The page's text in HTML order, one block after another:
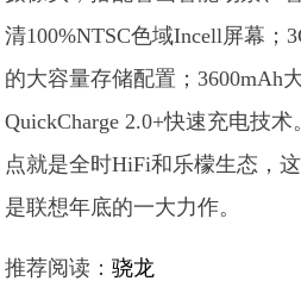
清100%NTSC色域Incell屏幕；
的大容量存储配置；3600mAh
QuickCharge 2.0+快速充电技
点就是全时HiFi和乐檬生态，
是联想年底的一大力作。
推荐阅读：骁龙